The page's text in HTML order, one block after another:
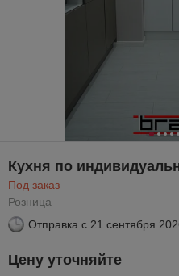
Кухня по
Под заказ
Розница
Отправка с 21 сентября
Цену уточняйте